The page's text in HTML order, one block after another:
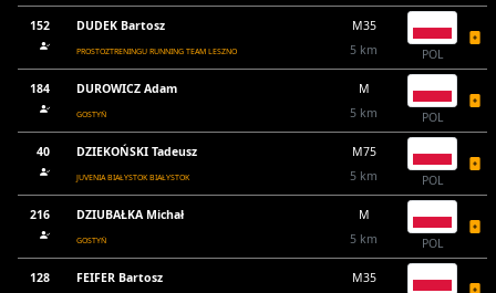
152 DUDEK Bartosz
PROSTOZTRENINGU RUNNING TEAM LESZNO
M35
5 km
POL
184 DUROWICZ Adam
GOSTYŃ
M
5 km
POL
40 DZIEKOŃSKI Tadeusz
JUVENIA BIAŁYSTOK BIAŁYSTOK
M75
5 km
POL
216 DZIUBAŁKA Michał
GOSTYŃ
M
5 km
POL
128 FEIFER Bartosz
M35